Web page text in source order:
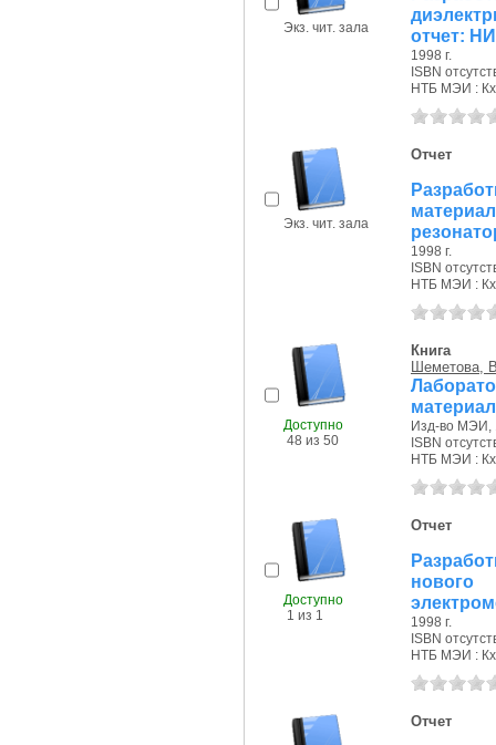
Экз. чит. зала
отчет:
1998 г.
ISBN
НТБ МЭИ : Кх
Экз. чит. зала
Отчет
1998 г.
ISBN
НТБ МЭИ : Кх
Доступно
48 из 50
Книга
Шеметова,
Изд-во МЭИ,
ISBN
НТБ МЭИ :
Доступно
1 из 1
Отчет
1998 г.
ISBN
НТБ МЭИ : Кх
Отчет